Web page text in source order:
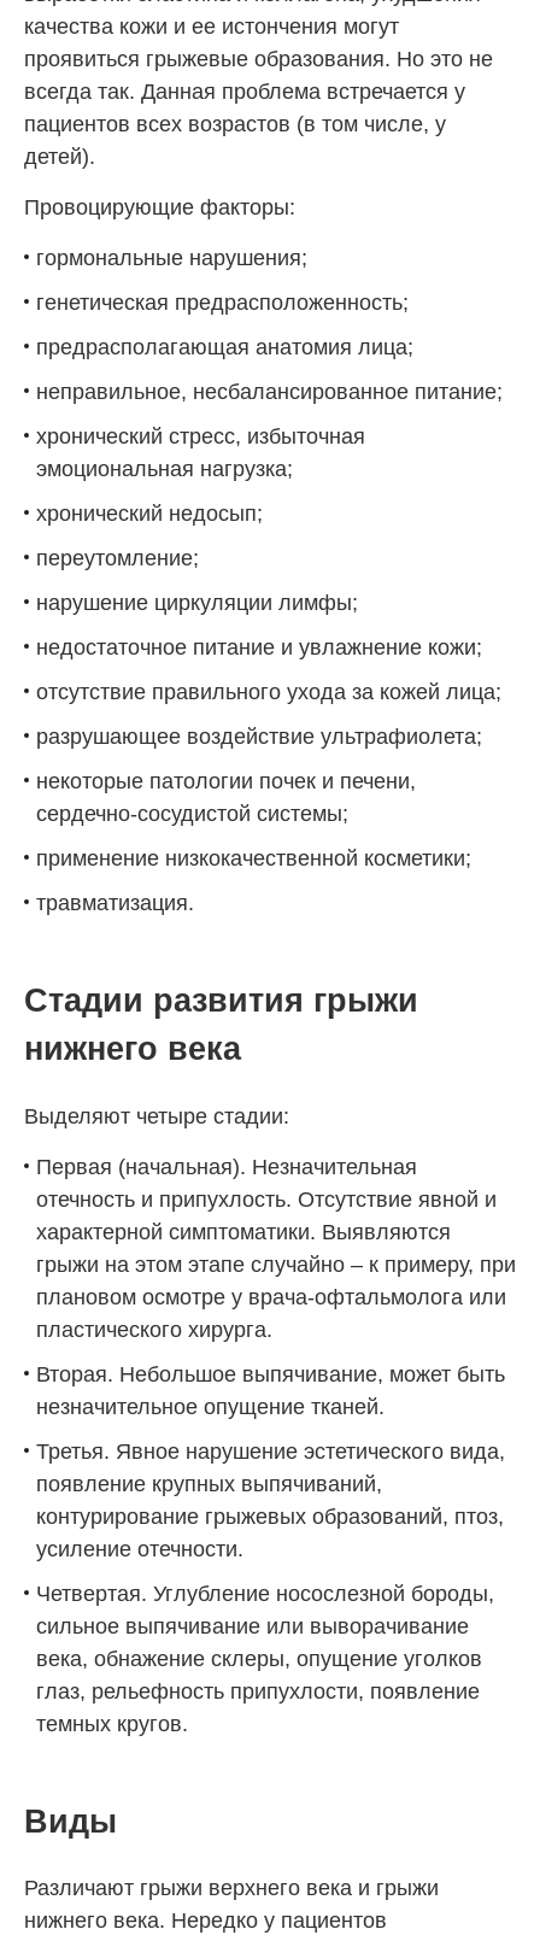
качества кожи и ее истончения могут
проявиться грыжевые образования. Но это не
всегда так. Данная проблема встречается у
пациентов всех возрастов (в том числе, у
детей).
Провоцирующие факторы:
гормональные нарушения;
генетическая предрасположенность;
предрасполагающая анатомия лица;
неправильное, несбалансированное питание;
хронический стресс, избыточная
эмоциональная нагрузка;
хронический недосып;
переутомление;
нарушение циркуляции лимфы;
недостаточное питание и увлажнение кожи;
отсутствие правильного ухода за кожей лица;
разрушающее воздействие ультрафиолета;
некоторые патологии почек и печени,
сердечно-сосудистой системы;
применение низкокачественной косметики;
травматизация.
Стадии развития грыжи
нижнего века
Выделяют четыре стадии:
Первая (начальная). Незначительная
отечность и припухлость. Отсутствие явной и
характерной симптоматики. Выявляются
грыжи на этом этапе случайно – к примеру, при
плановом осмотре у врача-офтальмолога или
пластического хирурга.
Вторая. Небольшое выпячивание, может быть
незначительное опущение тканей.
Третья. Явное нарушение эстетического вида,
появление крупных выпячиваний,
контурирование грыжевых образований, птоз,
усиление отечности.
Четвертая. Углубление носослезной бороды,
сильное выпячивание или выворачивание
века, обнажение склеры, опущение уголков
глаз, рельефность припухлости, появление
темных кругов.
Виды
Различают грыжи верхнего века и грыжи
нижнего века. Нередко у пациентов